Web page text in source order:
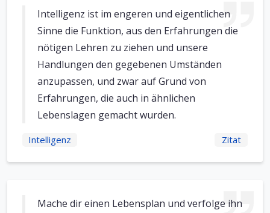
Intelligenz ist im engeren und eigentlichen
Sinne die Funktion, aus den Erfahrungen die
nötigen Lehren zu ziehen und unsere
Handlungen den gegebenen Umständen
anzupassen, und zwar auf Grund von
Erfahrungen, die auch in ähnlichen
Lebenslagen gemacht wurden.
Intelligenz Zitat
Mache dir einen Lebensplan und verfolge ihn